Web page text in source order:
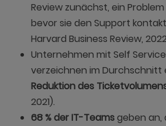
Review zunächst, ein
bevor sie den Support
Harvard Business Review,
Unternehmen mit Self
verzeichnen im Durchschnitt
Reduktion des
2021).
68 % der IT-Teamsgeben an,